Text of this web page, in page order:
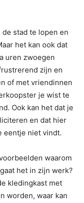
stad te lopen en
het kan ook dat
uren zwoegen
zijn en
of met vriendinnen
je wist te
Ook kan het dat je
en dat hier
eentje niet vindt.
waarom
het in zijn werk?
kledingkast met
worden, waar kan